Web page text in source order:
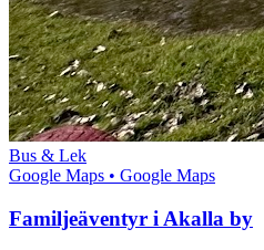
Bus & Lek
Google Maps • Google Maps
Familjeäventyr i Akalla by